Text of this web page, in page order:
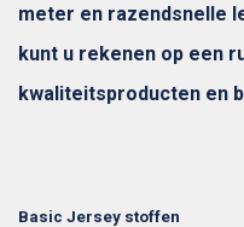
meter en razendsnelle
kunt u rekenen op een
kwaliteitsproducten en
Basic Jersey stoffen